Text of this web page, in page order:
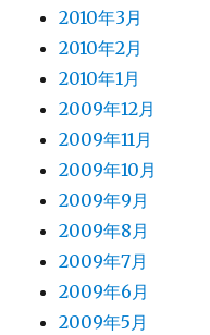
2010年3月
2010年2月
2010年1月
2009年12月
2009年11月
2009年10月
2009年9月
2009年8月
2009年7月
2009年6月
2009年5月